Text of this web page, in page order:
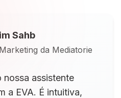
Sahb
da Mediatorie
nossa assistente
a EVA. É intuitiva,